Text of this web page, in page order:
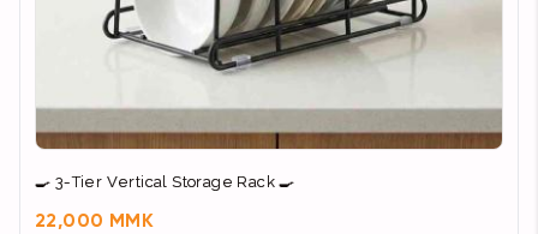
🍳 3-Tier Vertical Storage Rack 🍳
22,000 MMK